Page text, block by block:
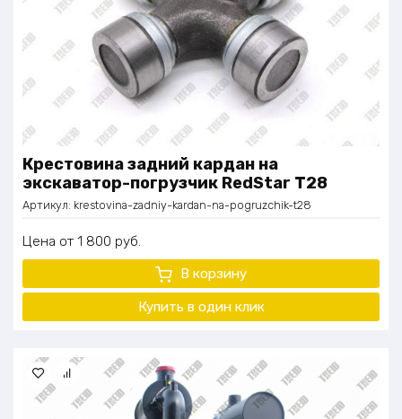
Крестовина задний кардан на
экскаватор-погрузчик RedStar Т28
Артикул: krestovina-zadniy-kardan-na-pogruzchik-t28
Цена 1 800 руб.
В корзину
Купить в один клик